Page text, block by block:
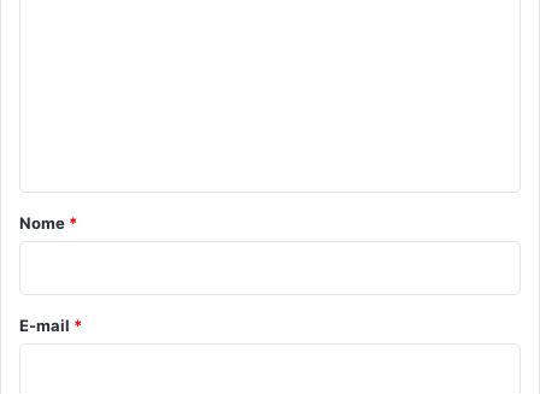
r
o
*
Nome *
E-mail *